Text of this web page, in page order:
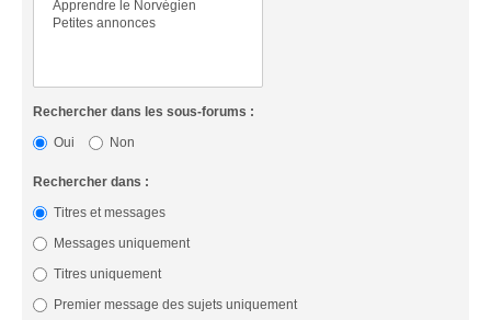
Rechercher dans les sous-forums :
Oui
Non
Rechercher dans :
Titres et messages
Messages uniquement
Titres uniquement
Premier message des sujets uniquement